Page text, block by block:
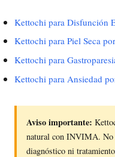
Kettochi para Disfunción
Kettochi para Piel Seca
Kettochi para
Kettochi para Ansiedad
Aviso importante:
natural con INVIMA. No
diagnóstico ni